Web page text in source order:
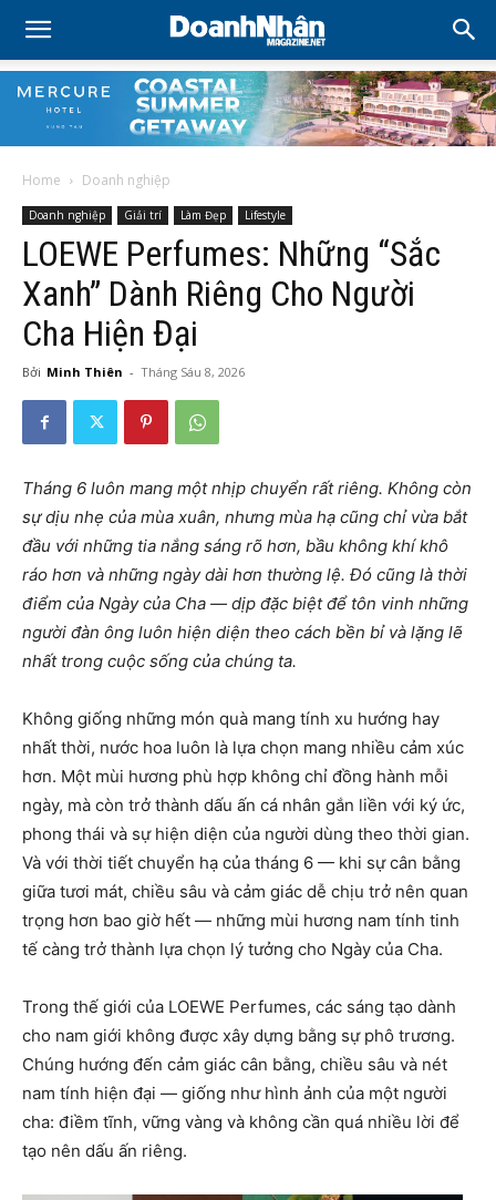
Home Doanh nghiệp
Doanh nghiệp Giải trí Làm Đẹp Lifestyle
LOEWE Perfumes: Những “Sắc
Xanh” Dành Riêng Cho Người
Cha Hiện Đại
Bởi Minh Thiên - Tháng Sáu 8, 2026
Tháng 6 luôn mang một nhịp chuyển rất riêng. Không còn
sự dịu nhẹ của mùa xuân, nhưng mùa hạ cũng chỉ vừa bắt
đầu với những tia nắng sáng rõ hơn, bầu không khí khô
ráo hơn và những ngày dài hơn thường lệ. Đó cũng là thời
điểm của Ngày của Cha — dịp đặc biệt để tôn vinh những
người đàn ông luôn hiện diện theo cách bền bỉ và lặng lẽ
nhất trong cuộc sống của chúng ta.
Không giống những món quà mang tính xu hướng hay
nhất thời, nước hoa luôn là lựa chọn mang nhiều cảm xúc
hơn. Một mùi hương phù hợp không chỉ đồng hành mỗi
ngày, mà còn trở thành dấu ấn cá nhân gắn liền với ký ức,
phong thái và sự hiện diện của người dùng theo thời gian.
Và với thời tiết chuyển hạ của tháng 6 — khi sự cân bằng
giữa tươi mát, chiều sâu và cảm giác dễ chịu trở nên quan
trọng hơn bao giờ hết — những mùi hương nam tính tinh
tế càng trở thành lựa chọn lý tưởng cho Ngày của Cha.
Trong thế giới của LOEWE Perfumes, các sáng tạo dành
cho nam giới không được xây dựng bằng sự phô trương.
Chúng hướng đến cảm giác cân bằng, chiều sâu và nét
nam tính hiện đại — giống như hình ảnh của một người
cha: điềm tĩnh, vững vàng và không cần quá nhiều lời để
tạo nên dấu ấn riêng.